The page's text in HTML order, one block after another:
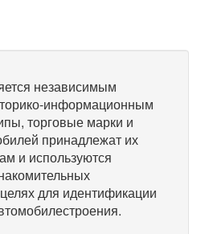
независимым
информационным
торговые марки и
принадлежат их
и используются
для идентификации